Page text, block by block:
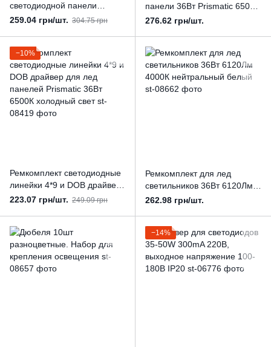
светодиодной панели
Prismatic 36Вт 5000К с
259.04 грн/шт. 304.75 грн
панели 36Вт Prismatic 6500К
4 алюминиевых линейки и
276.62 грн/шт.
−10%
Ремкомплект светодиодные
линейки 4*9 и DOB драйвер
для лед панелей Prismatic
223.07 грн/шт. 249.09 грн
Ремкомплект для лед
светильников 36Вт 6120Лм
4000К нейтральный белый
262.98 грн/шт.
−14%